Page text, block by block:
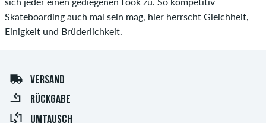
Skateboarding auch mal sein mag, hier herrscht Gleichheit,
Einigkeit und Brüderlichkeit.
VERSAND
RÜCKGABE
UMTAUSCH